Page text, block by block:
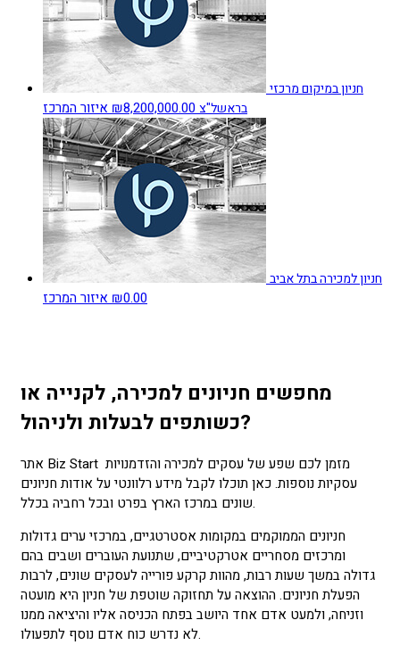
חניון במיקום מרכזי
בראשל"צ₪8,200,000.00איזור המרכז
חניון למכירה בתל אביב
₪0.00איזור המרכז
מחפשים חניונים למכירה, לקנייה או
כשותפים לבעלות ולניהול?
אתר Biz Start מזמן לכם שפע של עסקים למכירה והזדמנויות
עסקיות נוספות. כאן תוכלו לקבל מידע רלוונטי על אודות חניונים
שונים במרכז הארץ בפרט ובכל רחביה בכלל.
חניונים הממוקמים במקומות אסטרטגיים, במרכזי ערים גדולות
ומרכזים מסחריים אטרקטיביים, שתנועת העוברים ושבים בהם
גדולה במשך שעות רבות, מהוות קרקע פורייה לעסקים שונים, לרבות
הפעלת חניונים. ההוצאה על תחזוקה שוטפת של חניון היא מועטה
וזניחה, ולמעט אדם אחד היושב בפתח הכניסה אליו והיציאה ממנו
לא נדרש כוח אדם נוסף לתפעולו.